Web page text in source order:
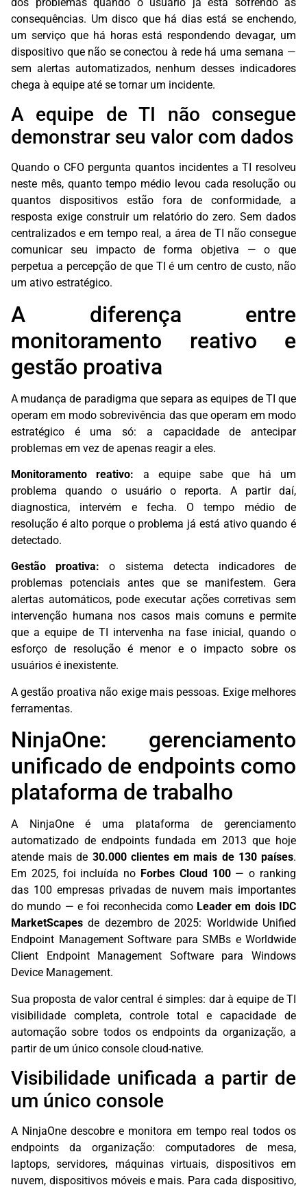
consequências. Um disco que há dias está se enchendo,
um serviço que há horas está respondendo devagar, um
dispositivo que não se conectou à rede há uma semana —
sem alertas automatizados, nenhum desses indicadores
chega à equipe até se tornar um incidente.
A equipe de TI não consegue
demonstrar seu valor com dados
Quando o CFO pergunta quantos incidentes a TI resolveu
neste mês, quanto tempo médio levou cada resolução ou
quantos dispositivos estão fora de conformidade, a
resposta exige construir um relatório do zero. Sem dados
centralizados e em tempo real, a área de TI não consegue
comunicar seu impacto de forma objetiva — o que
perpetua a percepção de que TI é um centro de custo, não
um ativo estratégico.
A diferença entre
monitoramento reativo e
gestão proativa
A mudança de paradigma que separa as equipes de TI que
operam em modo sobrevivência das que operam em modo
estratégico é uma só: a capacidade de antecipar
problemas em vez de apenas reagir a eles.
Monitoramento reativo: a equipe sabe que há um
problema quando o usuário o reporta. A partir daí,
diagnostica, intervém e fecha. O tempo médio de
resolução é alto porque o problema já está ativo quando é
detectado.
Gestão proativa: o sistema detecta indicadores de
problemas potenciais antes que se manifestem. Gera
alertas automáticos, pode executar ações corretivas sem
intervenção humana nos casos mais comuns e permite
que a equipe de TI intervenha na fase inicial, quando o
esforço de resolução é menor e o impacto sobre os
usuários é inexistente.
A gestão proativa não exige mais pessoas. Exige melhores
ferramentas.
NinjaOne: gerenciamento
unificado de endpoints como
plataforma de trabalho
A NinjaOne é uma plataforma de gerenciamento
automatizado de endpoints fundada em 2013 que hoje
atende mais de 30.000 clientes em mais de 130 países.
Em 2025, foi incluída no Forbes Cloud 100— o ranking
das 100 empresas privadas de nuvem mais importantes
do mundo — e foi reconhecida como Leader em dois IDC
MarketScapes de dezembro de 2025: Worldwide Unified
Endpoint Management Software para SMBs e Worldwide
Client Endpoint Management Software para Windows
Device Management.
Sua proposta de valor central é simples: dar à equipe de TI
visibilidade completa, controle total e capacidade de
automação sobre todos os endpoints da organização, a
partir de um único console cloud-native.
Visibilidade unificada a partir de
um único console
A NinjaOne descobre e monitora em tempo real todos os
endpoints da organização: computadores de mesa,
laptops, servidores, máquinas virtuais, dispositivos em
nuvem, dispositivos móveis e mais. Para cada dispositivo,